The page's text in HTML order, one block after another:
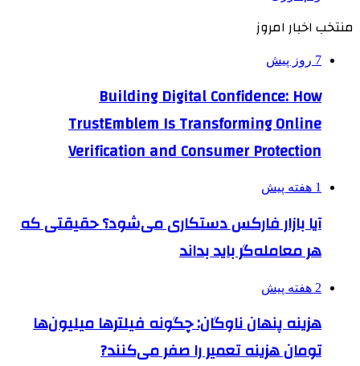
منتخب اخبار امروز
7 روز پیش
Building Digital Confidence: How
TrustEmblem Is Transforming Online
Verification and Consumer Protection
1 هفته پیش
آیا بازار فارکس دستکاری می‌شود؟ حقیقتی که
هر معامله‌گر باید بداند
2 هفته پیش
هزینه پنهان ناوگان: چگونه فیلترها میلیون‌ها
تومان هزینه تعمیر را صفر می‌کنند?